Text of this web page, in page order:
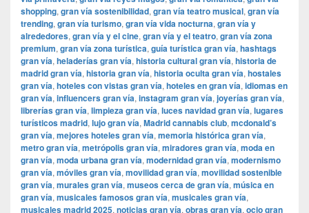
shopping, gran vía sostenibilidad, gran vía teatro musical, gran vía
trending, gran vía turismo, gran vía vida nocturna, gran vía y
alrededores, gran vía y el cine, gran vía y el teatro, gran vía zona
premium, gran vía zona turística, guía turística gran vía, hashtags
gran vía, heladerías gran vía, historia cultural gran vía, historia de
madrid gran vía, historia gran vía, historia oculta gran vía, hostales
gran vía, hoteles con vistas gran vía, hoteles en gran vía, idiomas en
gran vía, influencers gran vía, instagram gran vía, joyerías gran vía,
librerías gran vía, limpieza gran vía, luces navidad gran vía, lugares
turísticos madrid, lujo gran vía, Madrid cannabis club, mcdonald’s
gran vía, mejores hoteles gran vía, memoria histórica gran vía,
metro gran vía, metrópolis gran vía, miradores gran vía, moda en
gran vía, moda urbana gran vía, modernidad gran vía, modernismo
gran vía, móviles gran vía, movilidad gran vía, movilidad sostenible
gran vía, murales gran vía, museos cerca de gran vía, música en
gran vía, musicales famosos gran vía, musicales gran vía,
musicales madrid 2025, noticias gran vía, obras gran vía, ocio gran